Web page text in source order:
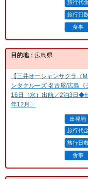
旅行代
旅行日
食事
目的地：広島県
【三井オーシャンサクラ（
ンタクルーズ 名古屋/広島
16日（水）出航／2泊3日◆
年12月〕
出発地
旅行代
旅行日
食事